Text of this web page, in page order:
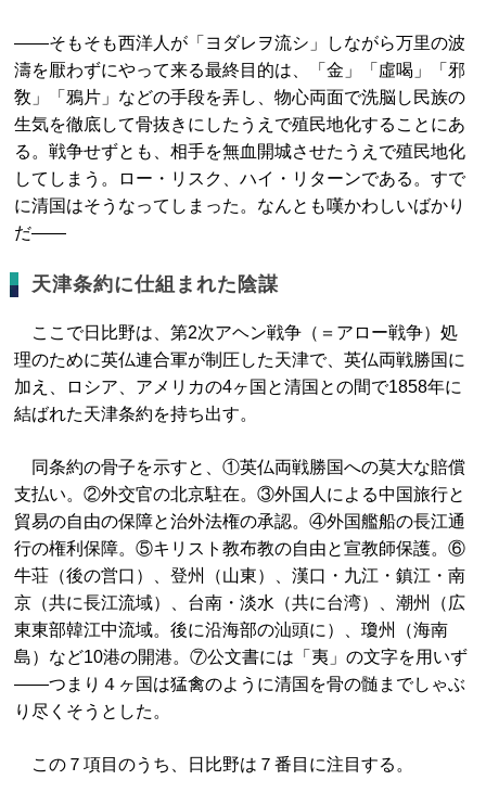
――そもそも西洋人が「ヨダレヲ流シ」しながら万里の波
濤を厭わずにやって来る最終目的は、「金」「虛喝」「邪
敎」「鴉片」などの手段を弄し、物心両面で洗脳し民族の
生気を徹底して骨抜きにしたうえで殖民地化することにあ
る。戦争せずとも、相手を無血開城させたうえで殖民地化
してしまう。ロー・リスク、ハイ・リターンである。すで
に清国はそうなってしまった。なんとも嘆かわしいばかり
だ――
天津条約に仕組まれた陰謀
ここで日比野は、第2次アヘン戦争（＝アロー戦争）処
理のために英仏連合軍が制圧した天津で、英仏両戦勝国に
加え、ロシア、アメリカの4ヶ国と清国との間で1858年に
結ばれた天津条約を持ち出す。
同条約の骨子を示すと、①英仏両戦勝国への莫大な賠償
支払い。②外交官の北京駐在。③外国人による中国旅行と
貿易の自由の保障と治外法権の承認。④外国艦船の長江通
行の権利保障。⑤キリスト教布教の自由と宣教師保護。⑥
牛荘（後の営口）、登州（山東）、漢口・九江・鎮江・南
京（共に長江流域）、台南・淡水（共に台湾）、潮州（広
東東部韓江中流域。後に沿海部の汕頭に）、瓊州（海南
島）など10港の開港。⑦公文書には「夷」の文字を用いず
――つまり４ヶ国は猛禽のように清国を骨の髄までしゃぶ
り尽くそうとした。
この７項目のうち、日比野は７番目に注目する。